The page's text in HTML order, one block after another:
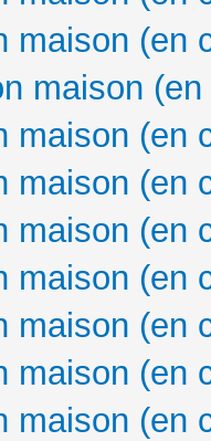
maison (en
maison
maison (en
maison (en
maison (en
maison (en
maison (en
maison (en
maison (en